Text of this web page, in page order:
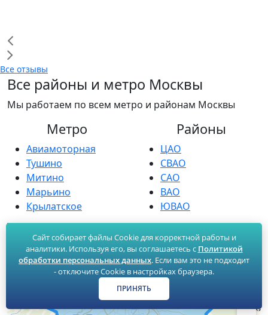
Все отзывы
Все районы и метро Москвы
Мы работаем по всем метро и районам Москвы
Метро
Авиамоторная
Тушино
Митино
Марьино
Крылатское
Полный список
Районы
ЦАО
СВАО
САО
ВАО
ЮВАО
Полный список
Сайт собирает файлы Cookie для корректной работы и
аналитики. Используя его, вы соглашаетесь с Политикой
обработки персональных данных. Если вам это не подходит
- отключите Cookie в настройках браузера.
ПРИНЯТЬ